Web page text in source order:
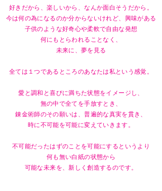
好きだから、楽しいから、なんか面白そうだから。
今は何の為になるのか分からないけれど、興味がある
子供のような好奇心や柔軟で自由な発想
何にもとらわれることなく、
未来に、夢を見る
全ては１つであるところのあなたは私という感覚。
愛と調和と喜びに満ちた状態をイメージし、
無の中で全てを手放すとき、
錬金術師のその願いは、普遍的な真実を貫き、
時に不可能を可能に変えていきます。
不可能だったはずのことを可能にするというより
何も無い白紙の状態から
可能な未来を、新しく創造するのです。